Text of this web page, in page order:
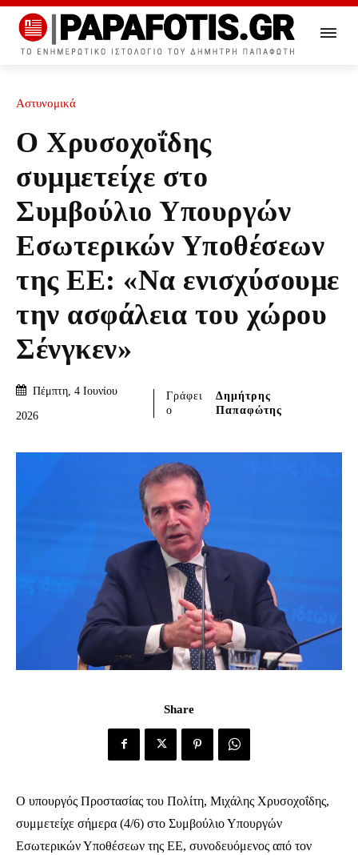
Αστυνομικά
Ο Χρυσοχοΐδης
συμμετείχε στο
Συμβούλιο Υπουργών
Εσωτερικών Υποθέσεων
της ΕΕ: «Να ενισχύσουμε
την ασφάλεια του χώρου
Σένγκεν»
Πέμπτη, 4 Ιουνίου
2026
Γράφει
ο
Δημήτρης
Παπαφώτης
Share
Ο υπουργός Προστασίας του Πολίτη, Μιχάλης Χρυσοχοΐδης,
συμμετείχε σήμερα (4/6) στο Συμβούλιο Υπουργών
Εσωτερικών Υποθέσεων της ΕΕ, συνοδευόμενος από τον